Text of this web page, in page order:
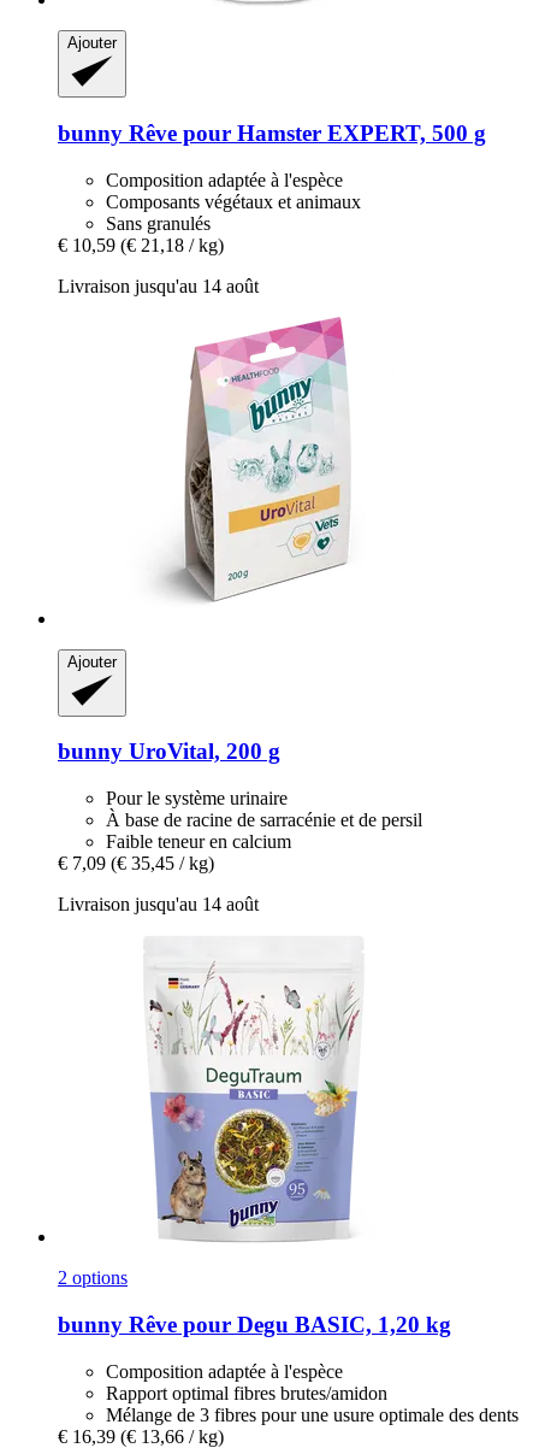
Ajouter
bunny Rêve pour Hamster EXPERT, 500 g
Composition adaptée à l'espèce
Composants végétaux et animaux
Sans granulés
€ 10,59 (€ 21,18 / kg)
Livraison jusqu'au 14 août
Ajouter
bunny UroVital, 200 g
Pour le système urinaire
À base de racine de sarracénie et de persil
Faible teneur en calcium
€ 7,09 (€ 35,45 / kg)
Livraison jusqu'au 14 août
2 options
bunny Rêve pour Degu BASIC, 1,20 kg
Composition adaptée à l'espèce
Rapport optimal fibres brutes/amidon
Mélange de 3 fibres pour une usure optimale des dents
€ 16,39 (€ 13,66 / kg)